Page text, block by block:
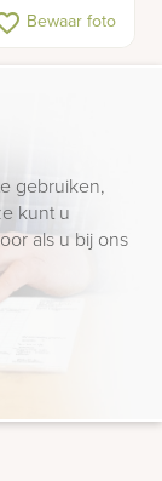
Bewaar foto
gebruiken,
kunt u
als u bij ons